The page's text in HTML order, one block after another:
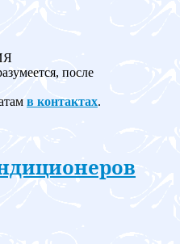
после
в контактах.